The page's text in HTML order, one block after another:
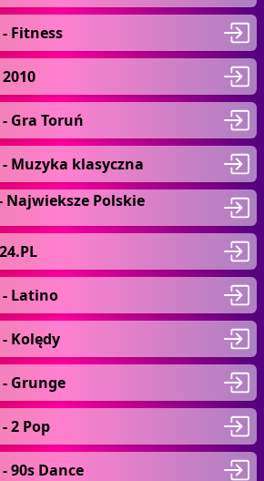
Fitness
Gra Toruń
- Muzyka klasyczna
Najwieksze Polskie
- Latino
Kolędy
- Grunge
2 Pop
90s Dance